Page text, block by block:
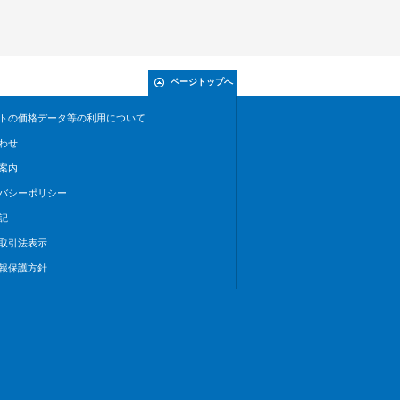
ページトップへ
の価格データ等の利用について
せ
内
シーポリシー
引法表示
保護方針